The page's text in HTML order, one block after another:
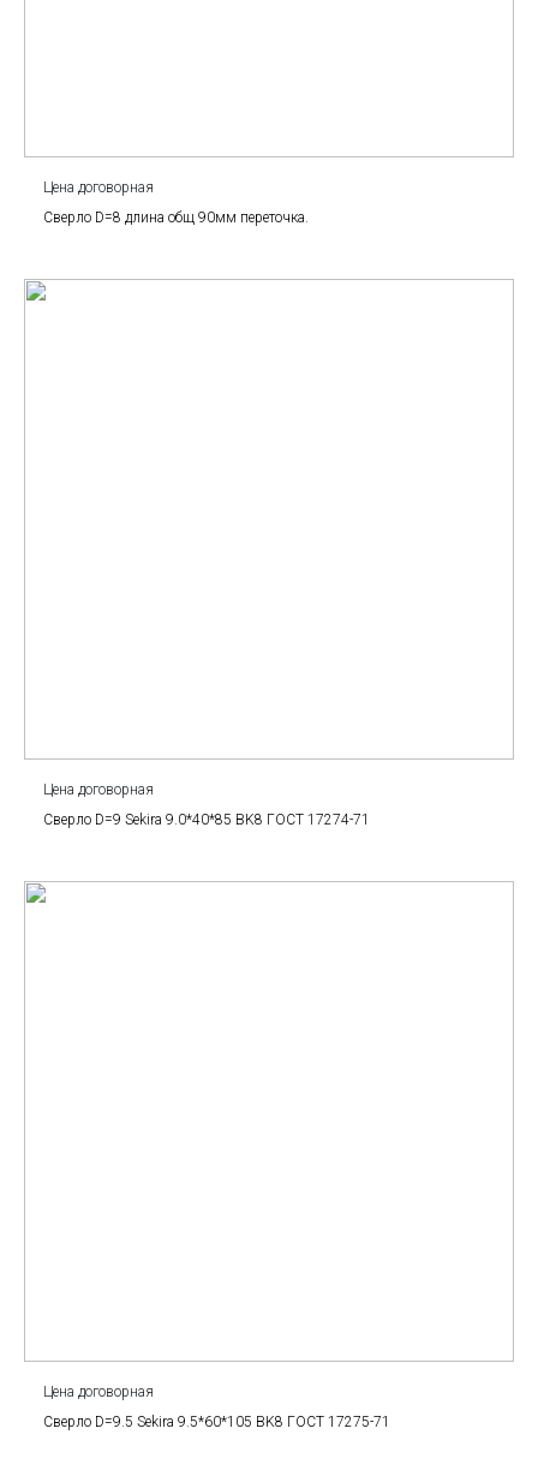
Цена договорная
Сверло D=8 длина общ 90мм переточка.
Цена договорная
Сверло D=9 Sekira 9.0*40*85 BK8 ГОСТ 17274-71
Цена договорная
Сверло D=9.5 Sekira 9.5*60*105 BK8 ГОСТ 17275-71